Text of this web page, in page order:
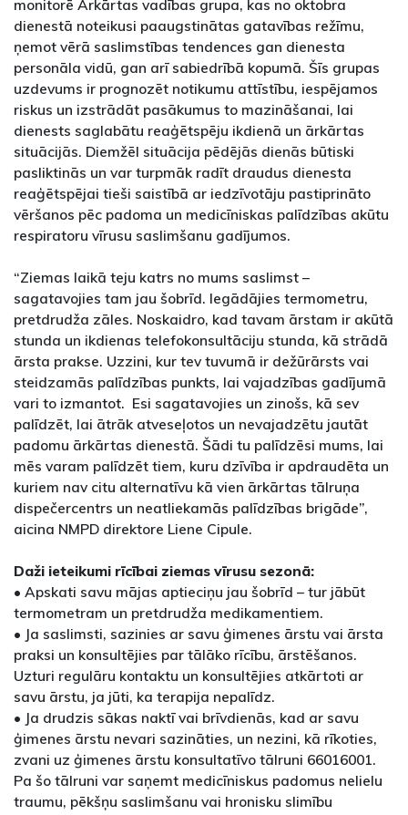
monitorē Ārkārtas vadības grupa, kas no oktobra
dienestā noteikusi paaugstinātas gatavības režīmu,
ņemot vērā saslimstības tendences gan dienesta
personāla vidū, gan arī sabiedrībā kopumā. Šīs grupas
uzdevums ir prognozēt notikumu attīstību, iespējamos
riskus un izstrādāt pasākumus to mazināšanai, lai
dienests saglabātu reaģētspēju ikdienā un ārkārtas
situācijās. Diemžēl situācija pēdējās dienās būtiski
pasliktinās un var turpmāk radīt draudus dienesta
reaģētspējai tieši saistībā ar iedzīvotāju pastiprināto
vēršanos pēc padoma un medicīniskas palīdzības akūtu
respiratoru vīrusu saslimšanu gadījumos.
“Ziemas laikā teju katrs no mums saslimst –
sagatavojies tam jau šobrīd. Iegādājies termometru,
pretdrudža zāles. Noskaidro, kad tavam ārstam ir akūtā
stunda un ikdienas telefokonsultāciju stunda, kā strādā
ārsta prakse. Uzzini, kur tev tuvumā ir dežūrārsts vai
steidzamās palīdzības punkts, lai vajadzības gadījumā
vari to izmantot. Esi sagatavojies un zinošs, kā sev
palīdzēt, lai ātrāk atveseļotos un nevajadzētu jautāt
padomu ārkārtas dienestā. Šādi tu palīdzēsi mums, lai
mēs varam palīdzēt tiem, kuru dzīvība ir apdraudēta un
kuriem nav citu alternatīvu kā vien ārkārtas tālruņa
dispečercentrs un neatliekamās palīdzības brigāde”,
aicina NMPD direktore Liene Cipule.
Daži ieteikumi rīcībai ziemas vīrusu sezonā:
• Apskati savu mājas aptieciņu jau šobrīd – tur jābūt
termometram un pretdrudža medikamentiem.
• Ja saslimsti, sazinies ar savu ģimenes ārstu vai ārsta
praksi un konsultējies par tālāko rīcību, ārstēšanos.
Uzturi regulāru kontaktu un konsultējies atkārtoti ar
savu ārstu, ja jūti, ka terapija nepalīdz.
• Ja drudzis sākas naktī vai brīvdienās, kad ar savu
ģimenes ārstu nevari sazināties, un nezini, kā rīkoties,
zvani uz ģimenes ārstu konsultatīvo tālruni 66016001.
Pa šo tālruni var saņemt medicīniskus padomus nelielu
traumu, pēkšņu saslimšanu vai hronisku slimību